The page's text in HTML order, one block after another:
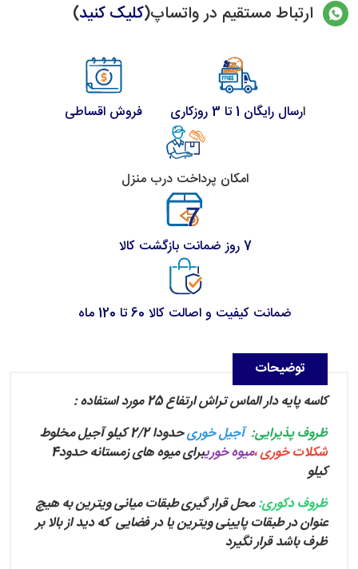
ارتباط مستقیم در واتساپ(کلیک کنید)
ارسال رایگان 1 تا 3 روزکاری فروش اقساطی
امکان پرداخت درب منزل
7 روز ضمانت بازگشت کالا
ضمانت کیفیت و اصالت کالا 60 تا 120 ماه
توضیحات
کاسه پایه دار الماس تراش ارتفاع 25 مورد استفاده :
ظروف پذیرایی: آجیل خوریحدودا 2/2 کیلو آجیل مخلوط
شکلات خوری ،میوه خوری
کیلو
ظروف دکوری:محل قرار گیری طبقات میانی ویترین به هیچ
عنوان در طبقات پایینی ویترین یا در فضایی که دید از بالا بر
ظرف باشد قرار نگیرد